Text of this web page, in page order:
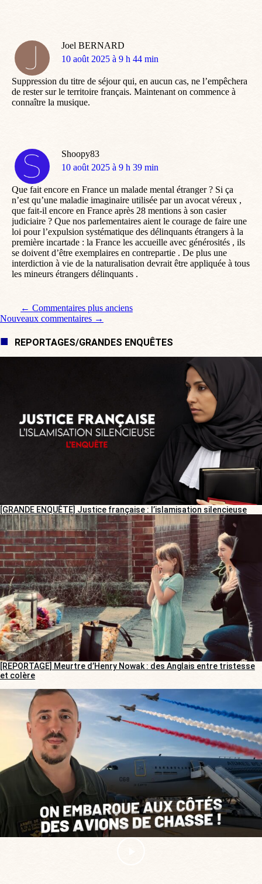
Joel BERNARD
dit
10 août 2025 à 9 h 44 min
Suppression du titre de séjour qui, en aucun cas, ne l’empêchera
de rester sur le territoire français. Maintenant on commence à
connaître la musique.
Shoopy83
dit
10 août 2025 à 9 h 39 min
Que fait encore en France un malade mental étranger ? Si ça
n’est qu’une maladie imaginaire utilisée par un avocat véreux ,
que fait-il encore en France après 28 mentions à son casier
judiciaire ? Que nos parlementaires aient le courage de faire une
loi pour l’expulsion systématique des délinquants étrangers à la
première incartade : la France les accueille avec générosités , ils
se doivent d’être exemplaires en contrepartie . De plus une
interdiction à vie de la naturalisation devrait être appliquée à tous
les mineurs étrangers délinquants .
Navigation de commentaire
← Commentaires plus anciens
Nouveaux commentaires →
REPORTAGES/GRANDES ENQUÊTES
[GRANDE ENQUÊTE] Justice française : l’islamisation silencieuse
[REPORTAGE] Meurtre d’Henry Nowak : des Anglais entre tristesse
et colère